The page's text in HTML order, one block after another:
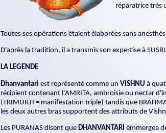
réparatrice très
Toutes ses opérations étaient élaborées sans
D'après la tradition, il a transmis son expertise à
LA LEGENDE
Dhanvantari est représenté comme un VISHNU à
récipient contenant l'AMRITA, ambroisie ou nectar
(TRIMURTI = manifestation triple) tandis que
les deux autres bras supportent des attributs de
Les PURANAS disent que DHANVANTARI émmergea